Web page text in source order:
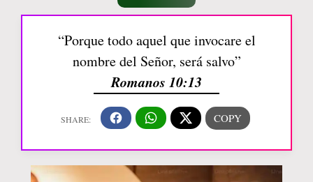
“Porque todo aquel que invocare el
nombre del Señor, será salvo”
Romanos 10:13